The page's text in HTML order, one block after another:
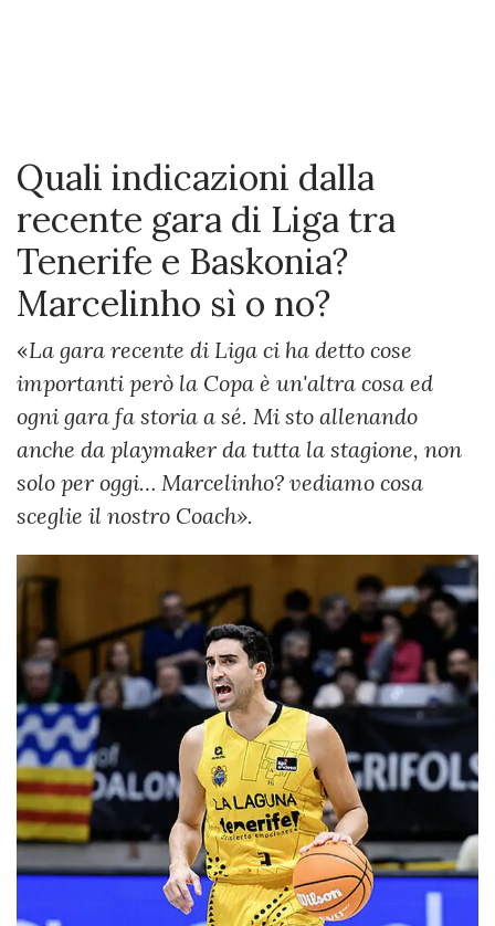
Quali indicazioni dalla
recente gara di Liga tra
Tenerife e Baskonia?
Marcelinho sì o no?
«La gara recente di Liga ci ha detto cose
importanti però la Copa è un'altra cosa ed
ogni gara fa storia a sé. Mi sto allenando
anche da playmaker da tutta la stagione, non
solo per oggi… Marcelinho? vediamo cosa
sceglie il nostro Coach».